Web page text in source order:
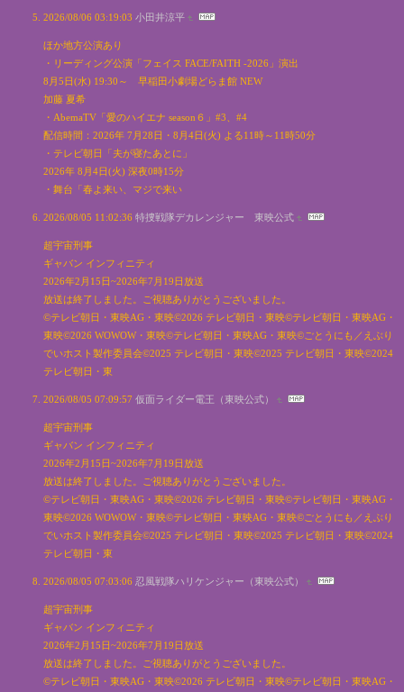
2026/08/06 03:19:03 小田井涼平
ほか地方公演あり
・リーディング公演「フェイス FACE/FAITH -2026」演出
8月5日(水) 19:30～ 早稲田小劇場どらま館 NEW
加藤 夏希
・AbemaTV「愛のハイエナ season６」#3、#4
配信時間：2026年 7月28日・8月4日(火) よる11時～11時50分
・テレビ朝日「夫が寝たあとに」
2026年 8月4日(火) 深夜0時15分
・舞台「春よ来い、マジで来い
2026/08/05 11:02:36 特捜戦隊デカレンジャー 東映公式
超宇宙刑事
ギャバン インフィニティ
2026年2月15日~2026年7月19日放送
放送は終了しました。ご視聴ありがとうございました。
©テレビ朝日・東映AG・東映©2026 テレビ朝日・東映©テレビ朝日・東映AG・
東映©2026 WOWOW・東映©テレビ朝日・東映AG・東映©ごとうにも／えぶり
でいホスト製作委員会©2025 テレビ朝日・東映©2025 テレビ朝日・東映©2024
テレビ朝日・東
2026/08/05 07:09:57 仮面ライダー電王（東映公式）
超宇宙刑事
ギャバン インフィニティ
2026年2月15日~2026年7月19日放送
放送は終了しました。ご視聴ありがとうございました。
©テレビ朝日・東映AG・東映©2026 テレビ朝日・東映©テレビ朝日・東映AG・
東映©2026 WOWOW・東映©テレビ朝日・東映AG・東映©ごとうにも／えぶり
でいホスト製作委員会©2025 テレビ朝日・東映©2025 テレビ朝日・東映©2024
テレビ朝日・東
2026/08/05 07:03:06 忍風戦隊ハリケンジャー（東映公式）
超宇宙刑事
ギャバン インフィニティ
2026年2月15日~2026年7月19日放送
放送は終了しました。ご視聴ありがとうございました。
©テレビ朝日・東映AG・東映©2026 テレビ朝日・東映©テレビ朝日・東映AG・